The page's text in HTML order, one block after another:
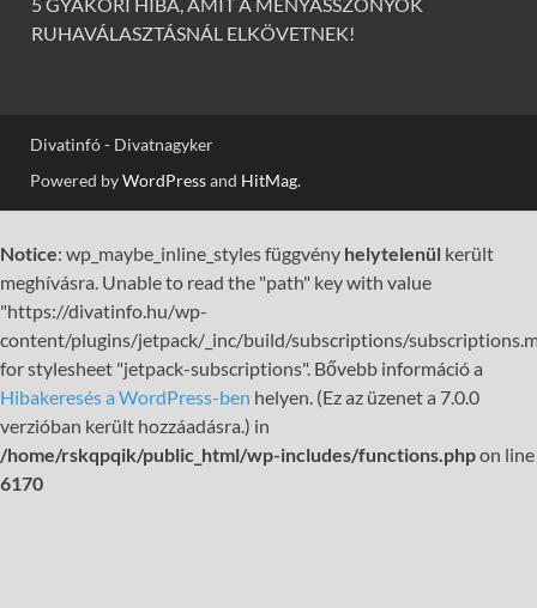
RUHAVÁLASZTÁSNÁL ELKÖVETNEK!
Divatinfó - Divatnagyker
Powered byWordPressand HitMag.
Notice: wp_maybe_inline_styles függvény helytelenül került
meghívásra. Unable to read the "path" key with value
"https://divatinfo.hu/wp-
content/plugins/jetpack/_inc/build/subscriptions/
for stylesheet "jetpack-subscriptions". Bővebb információ a
Hibakeresés a WordPress-ben helyen. (Ez az üzenet a 7.0.0
verzióban került hozzáadásra.) in
/home/rskqpqik/public_html/wp-includes/functions.phpon line
6170